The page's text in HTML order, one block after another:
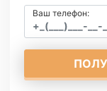
Ваш телефон: